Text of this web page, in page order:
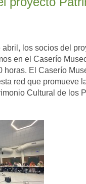
abril, los socios del
en el Caserío
horas. El Caserío
red que promueve
Cultural de los